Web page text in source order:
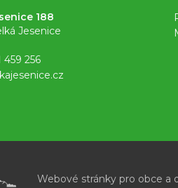
188
Jesenice
459 256
Webové stránky pro obce a